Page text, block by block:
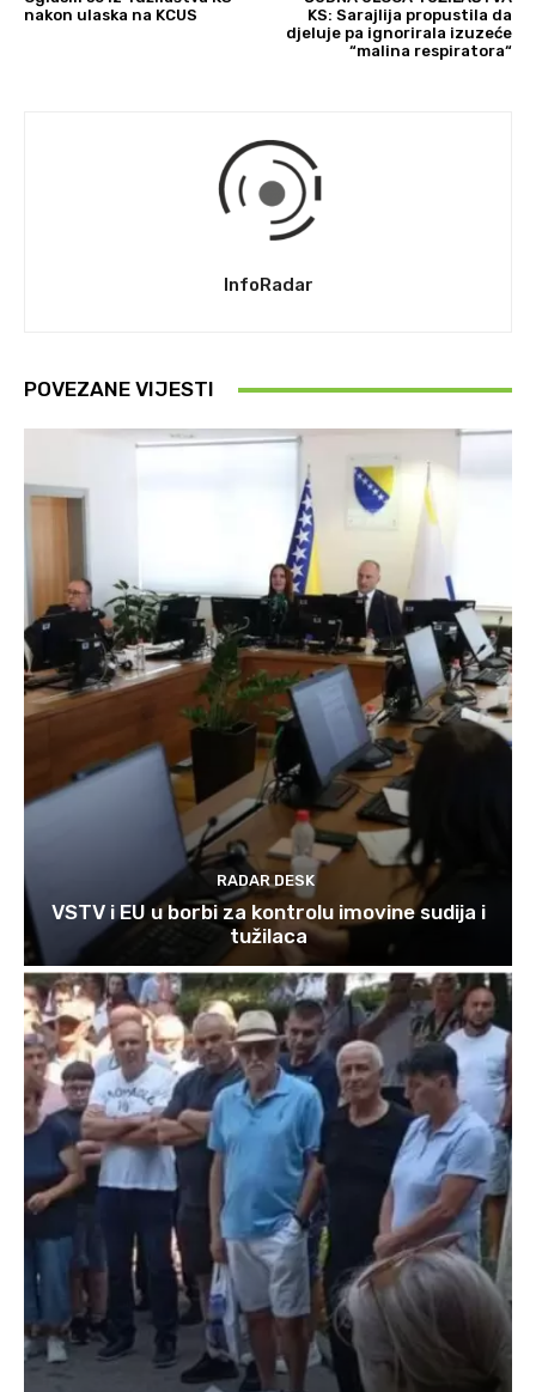
nakon ulaska na KCUS
KS: Sarajlija propustila da
djeluje pa ignorirala izuzeće
“malina respiratora“
InfoRadar
POVEZANE VIJESTI
RADAR DESK
VSTV i EU u borbi za kontrolu imovine sudija i
tužilaca